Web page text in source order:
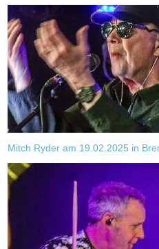
Mitch Ryder am 19.02.2025 in